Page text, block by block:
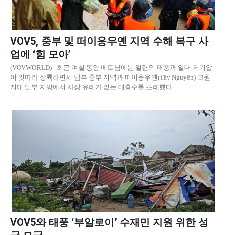
VOV5, 중부 및 떠이응우옌 지역 수해 복구 사
업에 ‘힘 모아’
(VOVWORLD) - 최근 며칠 동안 베트남에는 일련의 태풍과 열대 저기압
이 잇따라 상륙하면서 남부 중부 지역과 떠이응우옌(Tây Nguyên) 고원
지대 일부 지방에서 사상 유례가 없는 대홍수를 초래했다.
VOV5와 태풍 ‘부알로이’ 수재민 지원 위한 성